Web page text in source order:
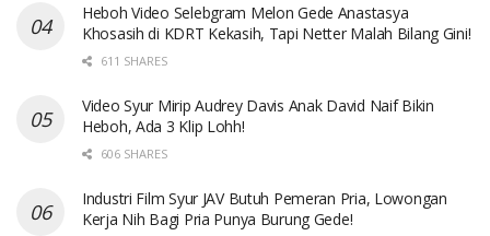
Heboh Video Selebgram Melon Gede Anastasya
Khosasih di KDRT Kekasih, Tapi Netter Malah Bilang Gini!
611 SHARES
Video Syur Mirip Audrey Davis Anak David Naif Bikin
Heboh, Ada 3 Klip Lohh!
606 SHARES
Industri Film Syur JAV Butuh Pemeran Pria, Lowongan
Kerja Nih Bagi Pria Punya Burung Gede!